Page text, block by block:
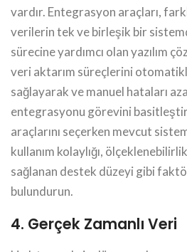
vardır. Entegrasyon araçları,
verilerin tek ve birleşik bir
sürecine yardımcı olan yazılım
veri aktarım süreçlerini
sağlayarak ve manuel hataları
entegrasyonu görevini
araçlarını seçerken mevcut
kullanım kolaylığı,
sağlanan destek düzeyi gibi
bulundurun.
4. Gerçek Zamanlı Veri